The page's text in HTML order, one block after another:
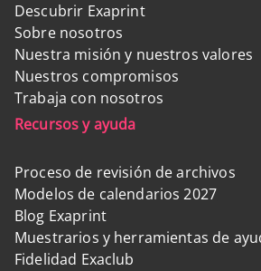
Descubrir Exaprint
Sobre nosotros
Nuestra misión y nuestros valores
Nuestros compromisos
Trabaja con nosotros
Recursos y ayuda
Proceso de revisión de archivos
Modelos de calendarios 2027
Blog Exaprint
Muestrarios y herramientas de
Fidelidad Exaclub